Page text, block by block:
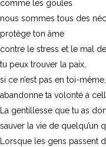
comme les goules
nous sommes tous des
protège ton âme
contre le stress et le mal
tu peux trouver la paix,
si ce n’est pas en toi-
abandonne ta volonté à
La gentillesse que tu as
sauver la vie de quelqu’un
Lorsque les gens passent